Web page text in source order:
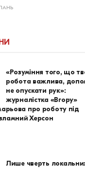
«Розуміння того, що
робота важлива,
не опускати рук»:
журналістка «Вгору»
про роботу під
Херсон
Лише чверть